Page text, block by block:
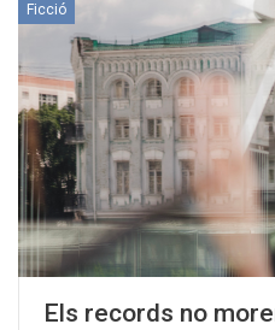
Ficció
Els records no